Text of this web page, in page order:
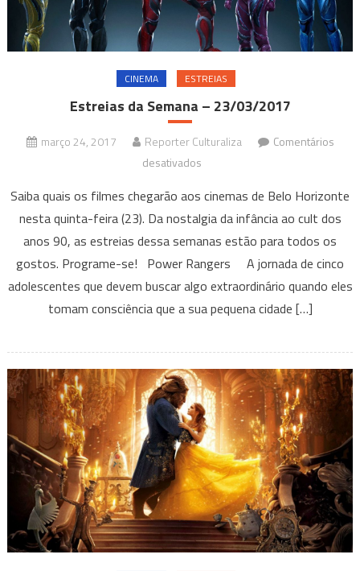
CINEMA ESTREIAS
Estreias da Semana – 23/03/2017
março 24, 2017 Reporter Culturaliza
Comentários
desativados
da
Semana
–
23/03/2017
Saiba quais os filmes chegarão aos cinemas de Belo Horizonte
nesta quinta-feira (23). Da nostalgia da infância ao cult dos
anos 90, as estreias dessa semanas estão para todos os
gostos. Programe-se! Power Rangers A jornada de cinco
adolescentes que devem buscar algo extraordinário quando eles
tomam consciência que a sua pequena cidade […]